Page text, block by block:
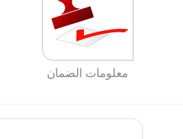
معلومات الضمان